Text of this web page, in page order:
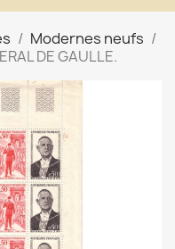
Modernes neufs
DE GAULLE.